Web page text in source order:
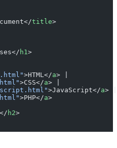
title>
h1 >
>HTML</a> |
>CSS</a> |
>JavaScript</a>
>PHP</a>
h2>